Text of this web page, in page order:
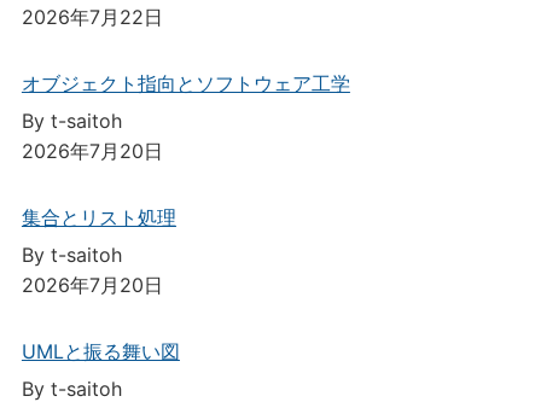
2026年7月22日
オブジェクト指向とソフトウェア工学
By t-saitoh
2026年7月20日
集合とリスト処理
By t-saitoh
2026年7月20日
UMLと振る舞い図
By t-saitoh